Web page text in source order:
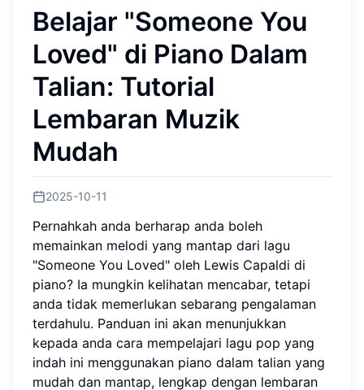
Belajar "Someone You
Loved" di Piano Dalam
Talian: Tutorial
Lembaran Muzik
Mudah
2025-10-11
Pernahkah anda berharap anda boleh
memainkan melodi yang mantap dari lagu
"Someone You Loved" oleh Lewis Capaldi di
piano? Ia mungkin kelihatan mencabar, tetapi
anda tidak memerlukan sebarang pengalaman
terdahulu. Panduan ini akan menunjukkan
kepada anda cara mempelajari lagu pop yang
indah ini menggunakan piano dalam talian yang
mudah dan mantap, lengkap dengan lembaran